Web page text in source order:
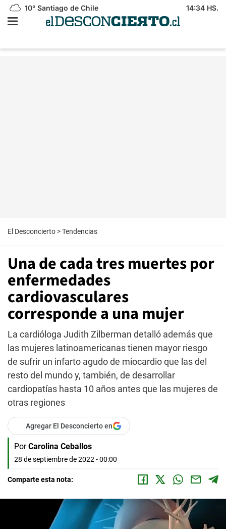
10° Santiago de Chile 14:34 HS.
El Desconcierto >Tendencias
Una de cada tres muertes por
enfermedades
cardiovasculares
corresponde a una mujer
La cardióloga Judith Zilberman detalló además que
las mujeres latinoamericanas tienen mayor riesgo
de sufrir un infarto agudo de miocardio que las del
resto del mundo y, también, de desarrollar
cardiopatías hasta 10 años antes que las mujeres de
otras regiones
Agregar El Desconcierto en
Por Carolina Ceballos
28 de septiembre de 2022 - 00:00
Comparte esta nota: